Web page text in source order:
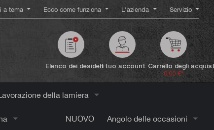
a tema Ecco come funziona L'azienda Servizio
Elenco dei desideriIl tuo account Carrello degli
0,00 €*
della lamiera
NUOVO Angolo delle occasioni